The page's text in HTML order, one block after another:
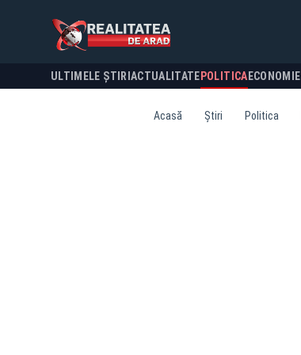
ULTIMELE ȘTIRI ACTUALITATE POLITICA ECONOMIE
Acasă Știri Politica